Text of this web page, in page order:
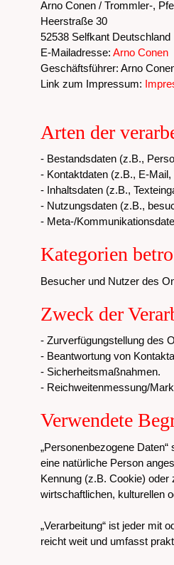
Arno Conen / Trommler-,
Heerstraße 30
52538 Selfkant Deutschland
E-Mailadresse: Arno Conen
Geschäftsführer: Arno
Link zum Impressum:
Arten der
- Bestandsdaten (z.B.,
- Kontaktdaten (z.B., E-Mail,
- Inhaltsdaten (z.B.,
- Nutzungsdaten (z.B.,
- Meta-/
Kategorien
Besucher und Nutzer des
Zweck der
- Zurverfügungstellung des
- Beantwortung von
- Sicherheitsmaßnahmen.
- Reichweitenmessung/
Verwendete
„Personenbezogene
eine natürliche Person
Kennung (z.B. Cookie)
wirtschaftlichen, kulturellen
„Verarbeitung“ ist jeder mit
reicht weit und umfasst